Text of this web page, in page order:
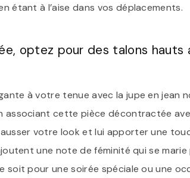
étant à l’aise dans vos déplacements.
optez pour des talons hauts
à votre tenue avec la jupe en jean
associant cette pièce décontractée
votre look et lui apporter une
une note de féminité qui se
soit pour une soirée spéciale ou une